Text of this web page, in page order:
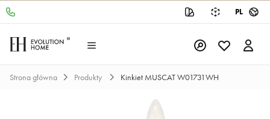
PL
Strona główna Produkty Kinkiet MUSCAT W01731WH